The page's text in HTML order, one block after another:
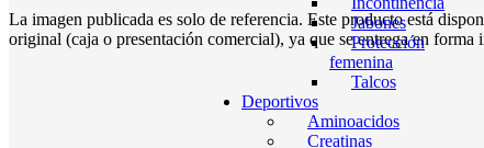
Jabones
Protección
femenina
Talcos
Deportivos
Aminoacidos
Creatinas
La imagen publicada es solo de referencia. Este producto está
original (caja o presentación comercial), ya que se entrega en